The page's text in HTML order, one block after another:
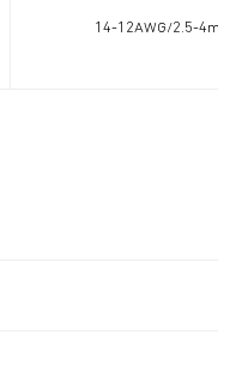
14-12AWG/2.5-4mm²